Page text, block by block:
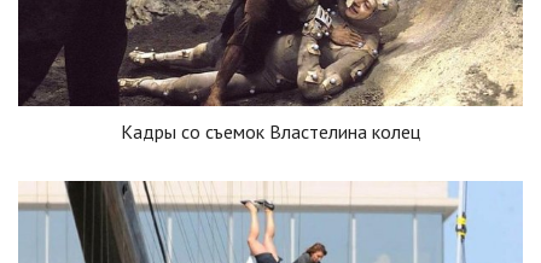
Кадры со съемок Властелина колец